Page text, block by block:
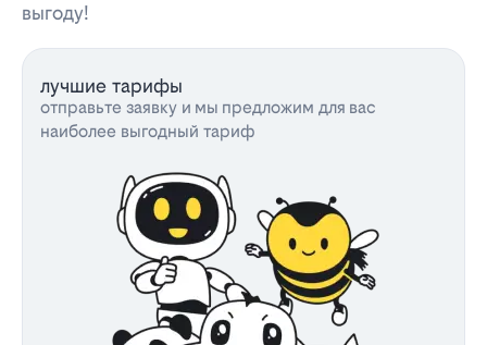
выгоду!
лучшие тарифы
отправьте заявку и мы предложим для вас
наиболее выгодный тариф